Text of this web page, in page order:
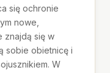
się ochronie
nowe,
znajdą się w
sobie obietnicę i
W